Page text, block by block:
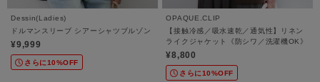
Dessin(Ladies)
ドルマンスリーブ シアーシャツブルゾン
¥9,999
さらに10%OFF
OPAQUE.CLIP
【接触冷感／吸水速乾／通気性】リネン
ライクジャケット《防シワ／洗濯機OK》
¥8,800
さらに10%OFF